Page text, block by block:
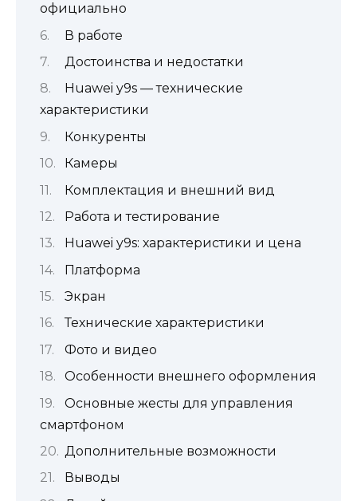
официально
В работе
Достоинства и недостатки
Huawei y9s — технические
характеристики
Конкуренты
Камеры
Комплектация и внешний вид
Работа и тестирование
Huawei y9s: характеристики и цена
Платформа
Экран
Технические характеристики
Фото и видео
Особенности внешнего оформления
Основные жесты для управления
смартфоном
Дополнительные возможности
Выводы